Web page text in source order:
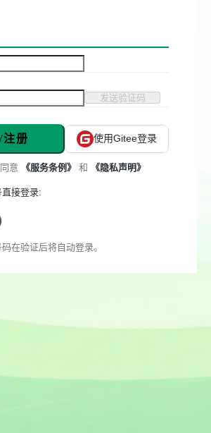
发送验证码
注册 使用Gitee登录
意 《服务条例》 和 《隐私声明》
接登录:
在验证后将自动登录。